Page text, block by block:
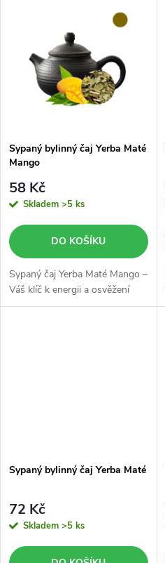
Sypaný bylinný čaj Yerba Maté
Mango
58 Kč
Skladem >5 ks
DO KOŠÍKU
Sypaný čaj Yerba Maté Mango –
Váš klíč k energii a osvěžení
Sypaný bylinný čaj Yerba Maté
72 Kč
Skladem >5 ks